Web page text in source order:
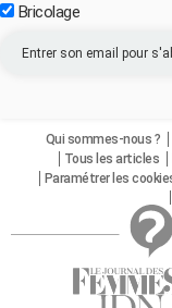
Bricolage
Qui sommes-nous ?
Tous les articles
Paramétrer les